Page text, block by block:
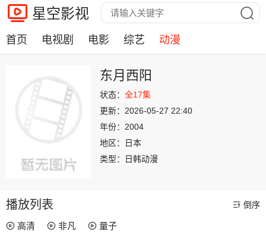
星空影视
首页 电视剧 电影 综艺 动漫
东月西阳
状态： 全17集
更新： 2026-05-27 22:40
年份： 2004
地区：
日本
类型：
日韩动漫
播放列表 倒序
高清 非凡 量子